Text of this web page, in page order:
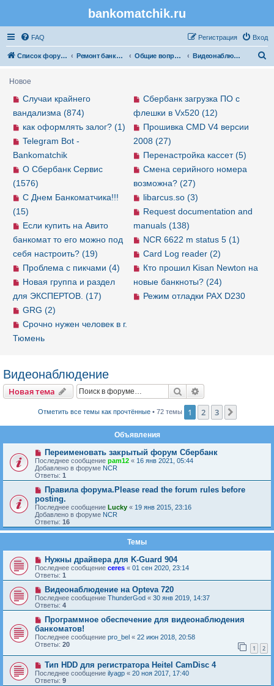
bankomatchik.ru
FAQ Вход
Регистрация
Список форумов Ремонт банкоматов Общие вопросы Видеонаблюдение
Новое
Сбербанк загрузка ПО с
флешки в Vx520 (12)
Прошивка CMD V4 версии
2008 (27)
Перенастройка кассет (5)
Смена серийного номера
возможна? (27)
libarcus.so (3)
Request documentation and
manuals (138)
NCR 6622 m status 5 (1)
Card Log reader (2)
Кто прошил Kisan Newton на
новые банкноты? (24)
Режим отладки PAX D230
Случаи крайнего
вандализма (874)
как оформлять залог? (1)
Telegram Bot -
Bankomatchik
О Сбербанк Сервис
(1576)
С Днем Банкоматчика!!!
(15)
Если купить на Авито
банкомат то его можно под
себя настроить? (19)
Проблема с пикчами (4)
Новая группа и раздел
для ЭКСПЕРТОВ. (17)
GRG (2)
Срочно нужен человек в г.
Тюмень
Видеонаблюдение
Новая тема
Новаятема Поиск
Отметить все темы как прочтённые• 72 темы 1 2 3
Объявления
Переименовать закрытый форум Сбербанк
Последнее сообщение pam12 « 16 янв 2021, 05:44
Добавлено в форуме NCR
Ответы: 1
Правила форума.Please read the forum rules before
posting.
Последнее сообщение Lucky « 19 янв 2015, 23:16
Добавлено в форуме NCR
Ответы: 16
Темы
Нужны драйвера для K-Guard 904
Последнее сообщение ceres « 01 сен 2020, 23:14
Ответы: 1
Видеонаблюдение на Opteva 720
Последнее сообщение ThunderGod « 30 янв 2019, 14:37
Ответы: 4
Программное обеспечение для видеонаблюдения
банкоматов!
Последнее сообщение pro_bel « 22 июн 2018, 20:58
Ответы: 20 1 2
Тип HDD для регистратора Heitel CamDisc 4
Последнее сообщение ilyagp « 20 ноя 2017, 17:40
Ответы: 9